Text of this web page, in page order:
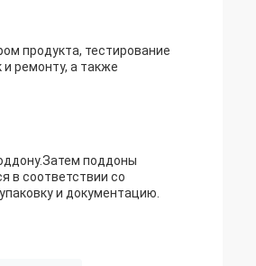
продукта, тестирование
ремонту, а также
поддоны
в соответствии со
и документацию.